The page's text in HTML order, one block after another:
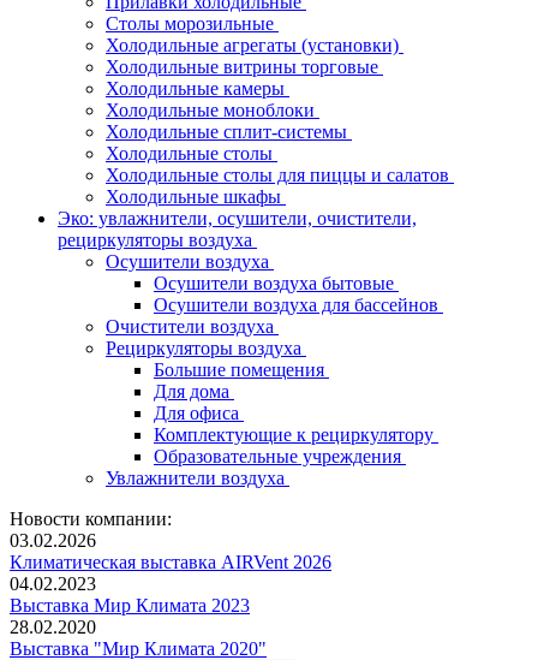
Столы морозильные
Холодильные агрегаты (установки)
Холодильные витрины торговые
Холодильные камеры
Холодильные моноблоки
Холодильные сплит-системы
Холодильные столы
Холодильные столы для пиццы и салатов
Холодильные шкафы
Эко: увлажнители, осушители, очистители,
рециркуляторы воздуха
Осушители воздуха
Осушители воздуха бытовые
Осушители воздуха для бассейнов
Очистители воздуха
Рециркуляторы воздуха
Большие помещения
Для дома
Для офиса
Комплектующие к рециркулятору
Образовательные учреждения
Увлажнители воздуха
Новости компании:
03.02.2026
Климатическая выставка AIRVent 2026
04.02.2023
Выставка Мир Климата 2023
28.02.2020
Выставка "Мир Климата 2020"